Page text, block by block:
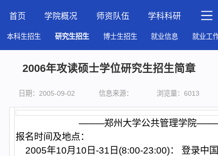
首页 学院概况 师资队伍 学科科研 人
本科生招生 研究生招生 博士生招生 就业信息 就业工
2006年攻读硕士学位研究生招生简章
日期：2005-09-02 信息来源： 浏览量： 6013
────郑州大学公共管理学院
报名时间及地点
2005年10月10日-31日(8:00-23:00)： 登录中